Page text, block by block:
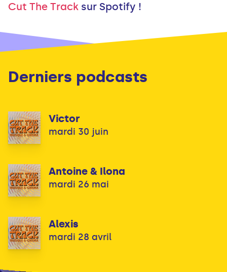
Cut The Track sur Spotify !
Derniers podcasts
Victor
mardi 30 juin
Antoine & Ilona
mardi 26 mai
Alexis
mardi 28 avril